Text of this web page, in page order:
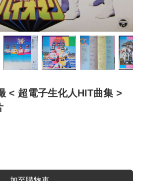
< 超電子生化人HIT曲集 >